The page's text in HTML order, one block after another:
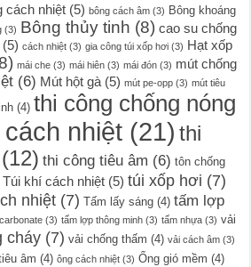
cách nhiệt (5) bông cách âm (3) Bông khoáng
(3) Bông thủy tinh (8) cao su chống
(5) cách nhiệt (3) gia công túi xốp hơi (3) Hạt xốp
mái che (3) mái hiên (3) mái đón (3) mút chống
(6) Mút hột gà (5) mút pe-opp (3) mút tiêu
(4) thi công chống nóng
nhiệt (21) thi
(12) thi công tiêu âm (6) tôn chống
Túi khí cách nhiệt (5) túi xốp hơi (7)
nhiệt (7) Tấm lấy sáng (4) tấm lợp
(3) tấm lợp thông minh (3) tấm nhựa (3) vải
cháy (7) vải chống thấm (4) vải cách âm (3)
âm (4) ông cách nhiệt (3) Ống gió mềm (4)